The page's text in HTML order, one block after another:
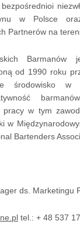
w Polsce
Partnerów na
Barmanów
od 1990 roku
środowisko w
pracy w tym
w
Bartenders
ds. Marketingu
tel.: + 48 537